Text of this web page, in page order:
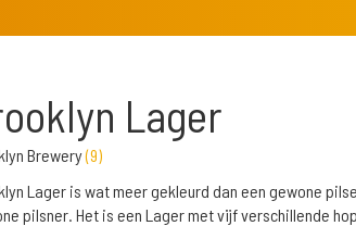
Lager
Brewery(9)
Lager is wat meer gekleurd dan een gewone
pilsner. Het is een Lager met vijf verschillende